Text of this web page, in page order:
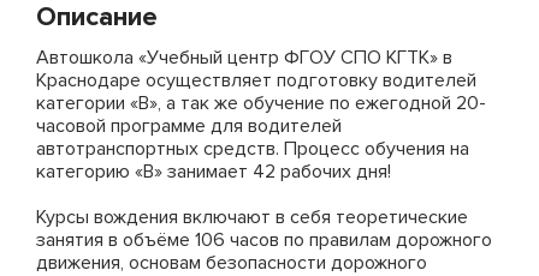
Описание
Автошкола «Учебный центр ФГОУ СПО КГТК» в
Краснодаре осуществляет подготовку водителей
категории «В», а так же обучение по ежегодной 20-
часовой программе для водителей
автотранспортных средств. Процесс обучения на
категорию «В» занимает 42 рабочих дня!
Курсы вождения включают в себя теоретические
занятия в объёме 106 часов по правилам дорожного
движения, основам безопасности дорожного